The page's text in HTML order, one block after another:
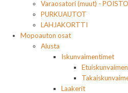
Varaosatori (muut) -
PURKUAUTOT
LAHJAKORTTI
Mopoauton osat
Alusta
Iskunvaimentimet
Laakerit